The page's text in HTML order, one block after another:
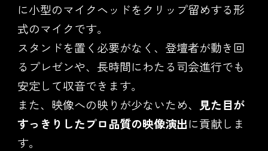
に小型のマイクヘッドをクリップ留めする形
式のマイクです。
スタンドを置く必要がなく、登壇者が動き回
るプレゼンや、長時間にわたる司会進行でも
安定して収音できます。
また、映像への映りが少ないため、
見た目が
すっきりしたプロ品質の映像演出に貢献しま
す。